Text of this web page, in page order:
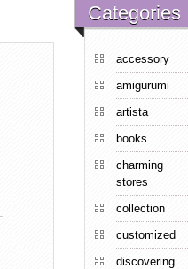
Categories
accessory
amigurumi
artista
books
charming
stores
collection
customized
discovering